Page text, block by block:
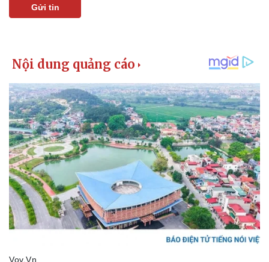
Pháp luật
Tin nóng
Tư vấn luật
Quân sự - Quốc phòng
Việt Nam
Phân tích
Gửi tin